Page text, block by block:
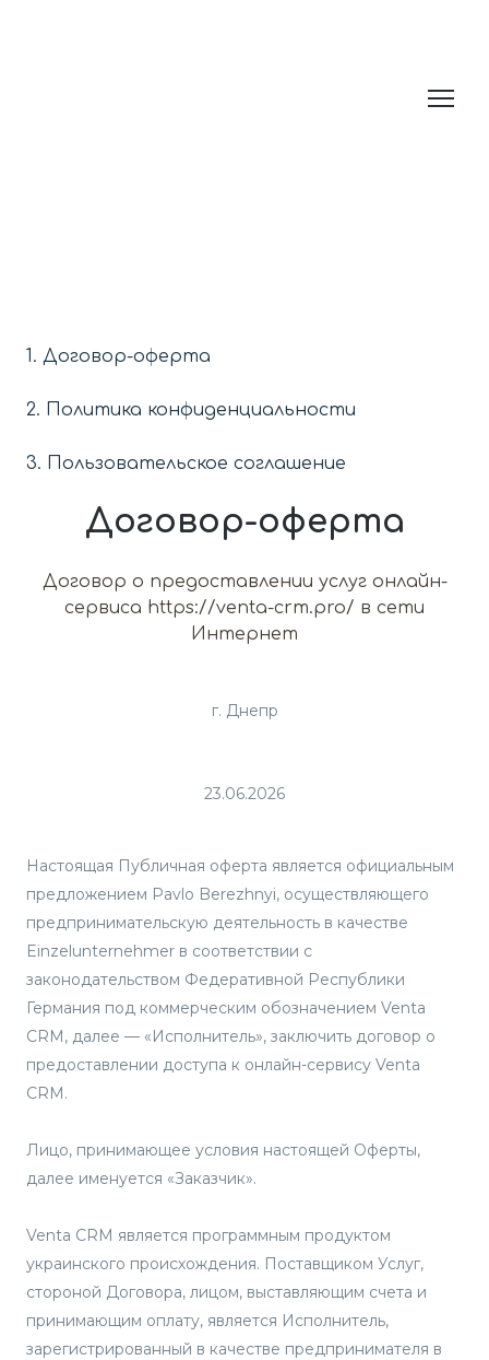
1. Договор-оферта
2. Политика конфиденциальности
3. Пользовательское соглашение
Договор-оферта
Договор о предоставлении услуг онлайн-
сервиса https://venta-crm.pro/ в сети
Интернет
г. Днепр
23.06.2026
Настоящая Публичная оферта является официальным
предложением Pavlo Berezhnyi, осуществляющего
предпринимательскую деятельность в качестве
Einzelunternehmer в соответствии с
законодательством Федеративной Республики
Германия под коммерческим обозначением Venta
CRM, далее — «Исполнитель», заключить договор о
предоставлении доступа к онлайн-сервису Venta
CRM.
Лицо, принимающее условия настоящей Оферты,
далее именуется «Заказчик».
Venta CRM является программным продуктом
украинского происхождения. Поставщиком Услуг,
стороной Договора, лицом, выставляющим счета и
принимающим оплату, является Исполнитель,
зарегистрированный в качестве предпринимателя в